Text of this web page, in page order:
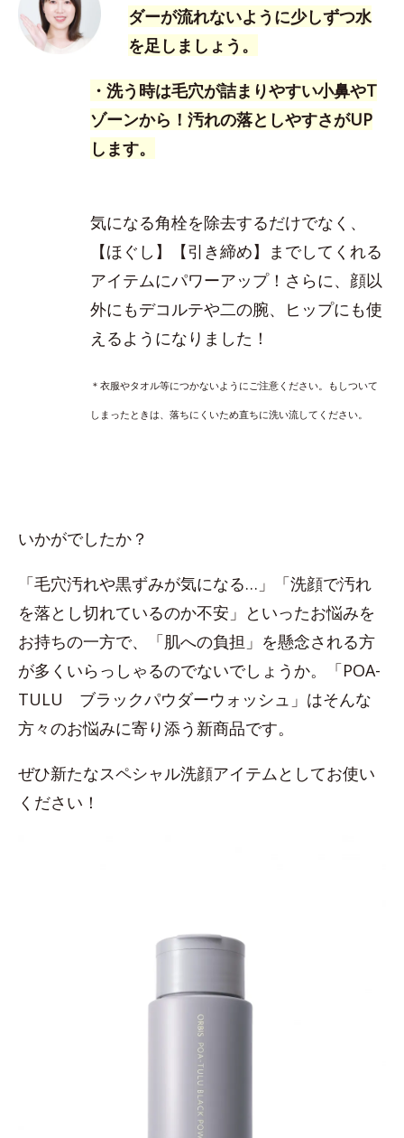
ダーが流れないように少しずつ水
を足しましょう。
・洗う時は毛穴が詰まりやすい小鼻やT
ゾーンから！汚れの落としやすさがUP
します。
気になる角栓を除去するだけでなく、
【ほぐし】【引き締め】までしてくれる
アイテムにパワーアップ！さらに、顔以
外にもデコルテや二の腕、ヒップにも使
えるようになりました！
＊衣服やタオル等につかないようにご注意ください。もしついて
しまったときは、落ちにくいため直ちに洗い流してください。
いかがでしたか？
「毛穴汚れや黒ずみが気になる…」「洗顔で汚れ
を落とし切れているのか不安」といったお悩みを
お持ちの一方で、「肌への負担」を懸念される方
が多くいらっしゃるのでないでしょうか。「POA-
TULU ブラックパウダーウォッシュ」はそんな
方々のお悩みに寄り添う新商品です。
ぜひ新たなスペシャル洗顔アイテムとしてお使い
ください！